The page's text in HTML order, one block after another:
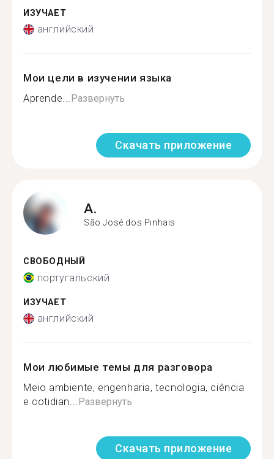
ИЗУЧАЕТ
английский
Мои цели в изучении языка
Aprende...Развернуть
Скачать приложение
A.
São José dos Pinhais
СВОБОДНЫЙ
португальский
ИЗУЧАЕТ
английский
Мои любимые темы для разговора
Meio ambiente, engenharia, tecnologia, ciência
e cotidian...Развернуть
Скачать приложение